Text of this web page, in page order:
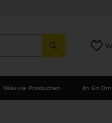
Nieuwe Producten In En